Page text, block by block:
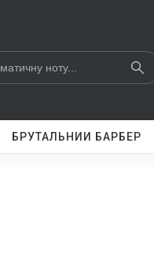
БРУТАЛЬНИЙ БАРБЕР